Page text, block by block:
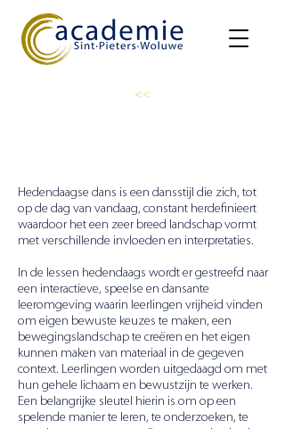
<<
Hedendaagse dans is een dansstijl die zich, tot
op de dag van vandaag, constant herdefinieert
waardoor het een zeer breed landschap vormt
met verschillende invloeden en interpretaties.
In de lessen hedendaags wordt er gestreefd naar
een interactieve, speelse en dansante
leeromgeving waarin leerlingen vrijheid vinden
om eigen bewuste keuzes te maken, een
bewegingslandschap te creëren en het eigen
kunnen maken van materiaal in de gegeven
context. Leerlingen worden uitgedaagd om met
hun gehele lichaam en bewustzijn te werken.
Een belangrijke sleutel hierin is om op een
spelende manier te leren, te onderzoeken, te